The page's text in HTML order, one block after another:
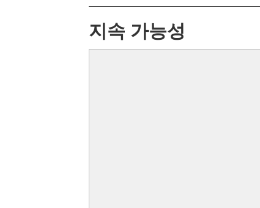
지속 가능성